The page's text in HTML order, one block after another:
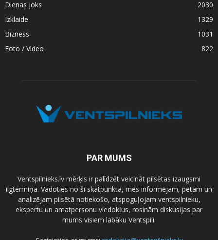
Dienas joks
2030
Izklaide
1329
Bizness
1031
Foto / Video
822
PAR MUMS
Ventspilnieks.lv mērķis ir palīdzēt veicināt pilsētas izaugsmi
ilgtermiņā. Vadoties no šī skatpunkta, mēs informējam, pētam un
analizējam pilsētā notiekošo, atspoguļojam ventspilnieku,
ekspertu un amatpersonu viedokļus, rosinām diskusijas par
mums visiem labāku Ventspili.